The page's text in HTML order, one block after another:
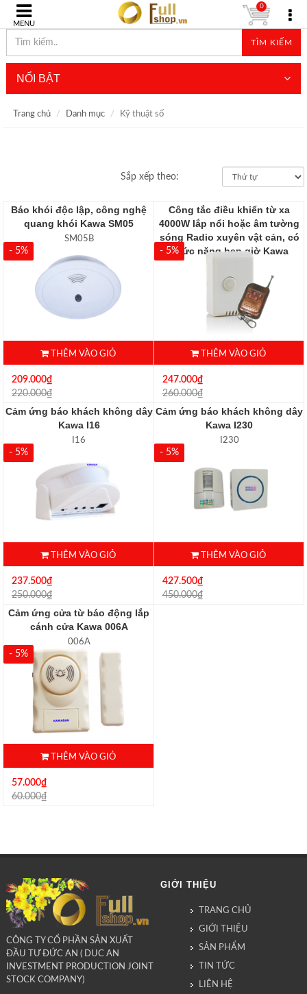
MENU
TÌM KIẾM
0
NỔI BẬT
Trang chủ Danh mục Kỹ thuật số
Sắp xếp theo:
Báo khói độc lập, công nghệ
quang khói Kawa SM05
SM05B
- 5%
THÊM VÀO GIỎ
209.000₫
220.000₫
Công tắc điều khiển từ xa
4000W lắp nổi hoặc âm tường
sóng Radio xuyên vật cản, có
chức năng hẹn giờ Kawa
RF15A
- 5%
THÊM VÀO GIỎ
247.000₫
260.000₫
Cảm ứng báo khách không dây
Kawa I16
I16
- 5%
THÊM VÀO GIỎ
237.500₫
250.000₫
Cảm ứng báo khách không dây
Kawa I230
I230
- 5%
THÊM VÀO GIỎ
427.500₫
450.000₫
Cảm ứng cửa từ báo động lắp
cánh cửa Kawa 006A
006A
- 5%
THÊM VÀO GIỎ
57.000₫
60.000₫
CÔNG TY CỔ PHẦN SẢN XUẤT
ĐẦU TƯ ĐỨC AN ( DUC AN
INVESTMENT PRODUCTION JOINT
STOCK COMPANY)
GIỚI THIỆU
TRANG CHỦ
GIỚI THIỆU
SẢN PHẨM
TIN TỨC
LIÊN HỆ